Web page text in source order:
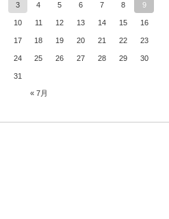
« 7月
3 4 5 6 7 8 9
10 11 12 13 14 15 16
17 18 19 20 21 22 23
24 25 26 27 28 29 30
31